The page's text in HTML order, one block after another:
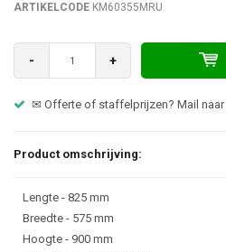
ARTIKELCODE KM60355MRU
- +
✉ Offerte of staffelprijzen? Mail naar
Product omschrijving:
Lengte - 825 mm
Breedte - 575 mm
Hoogte - 900 mm